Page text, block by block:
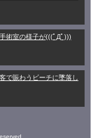
術室の様子が(((ﾟДﾟ)))
で賑わうビーチに墜落し